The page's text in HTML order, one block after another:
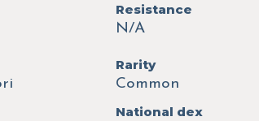
Resistance
N/A
Rarity
Common
National dex